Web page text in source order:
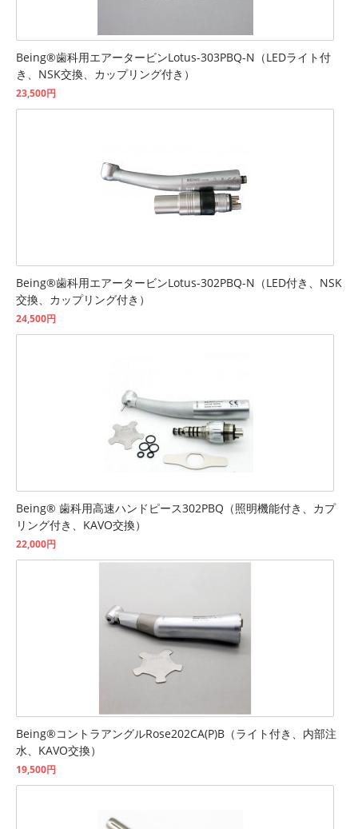
Being®歯科用エアータービンLotus-303PBQ-N（LEDライト付
き、NSK交換、カップリング付き）
23,500円
Being®歯科用エアータービンLotus-302PBQ-N（LED付き、NSK
交換、カップリング付き）
24,500円
Being® 歯科用高速ハンドピース302PBQ（照明機能付き、カプ
リング付き、KAVO交換）
22,000円
Being®コントラアングルRose202CA(P)B（ライト付き、内部注
水、KAVO交換）
19,500円